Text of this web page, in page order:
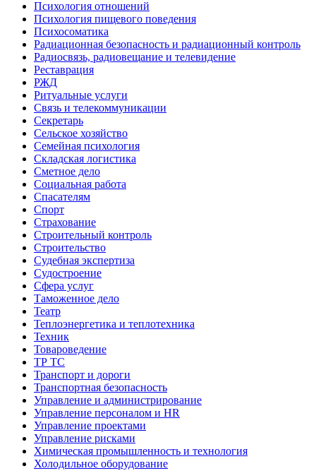
Психология отношений
Психология пищевого поведения
Психосоматика
Радиационная безопасность и радиационный контроль
Радиосвязь, радиовещание и телевидение
Реставрация
РЖД
Ритуальные услуги
Связь и телекоммуникации
Секретарь
Сельское хозяйство
Семейная психология
Складская логистика
Сметное дело
Социальная работа
Спасателям
Спорт
Страхование
Строительный контроль
Строительство
Судебная экспертиза
Судостроение
Сфера услуг
Таможенное дело
Театр
Теплоэнергетика и теплотехника
Техник
Товароведение
ТР ТС
Транспорт и дороги
Транспортная безопасность
Управление и администрирование
Управление персоналом и HR
Управление проектами
Управление рисками
Химическая промышленность и технология
Холодильное оборудование